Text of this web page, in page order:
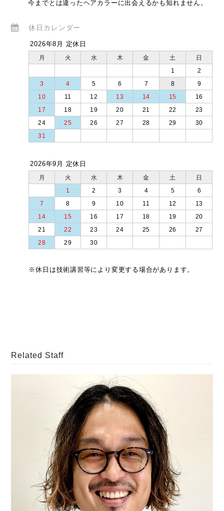
今までとは違ったヘアカラーに出会えるかも知れません。
休日カレンダー
2026年8月 定休日
月 火 水 木 金 土
日
1
2
3
4 5 6 7 8
9
10
11 12 13 14 15
16
17
18 19 20 21 22
23
24
25 26 27 28 29
30
31
2026年9月 定休日
月 火 水 木 金 土
日
1
2 3 4 5
6
7
8 9 10 11 12
13
14
15 16 17 18 19
20
21
22 23 24 25 26
27
28
29 30
※休日は技術講習等により変更する場合があります。
Related Staff